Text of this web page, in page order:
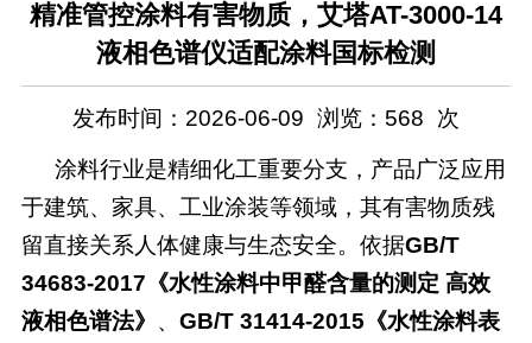
精准管控涂料有害物质，艾塔AT-3000-14
液相色谱仪适配涂料国标检测
发布时间：2026-06-09 浏览： 568 次
涂料行业是精细化工重要分支，产品广泛应用
于建筑、家具、工业涂装等领域，其有害物质残
留直接关系人体健康与生态安全。依据GB/T
34683-2017《水性涂料中甲醛含量的测定 高效
液相色谱法》 、 GB/T 31414-2015《水性涂料表